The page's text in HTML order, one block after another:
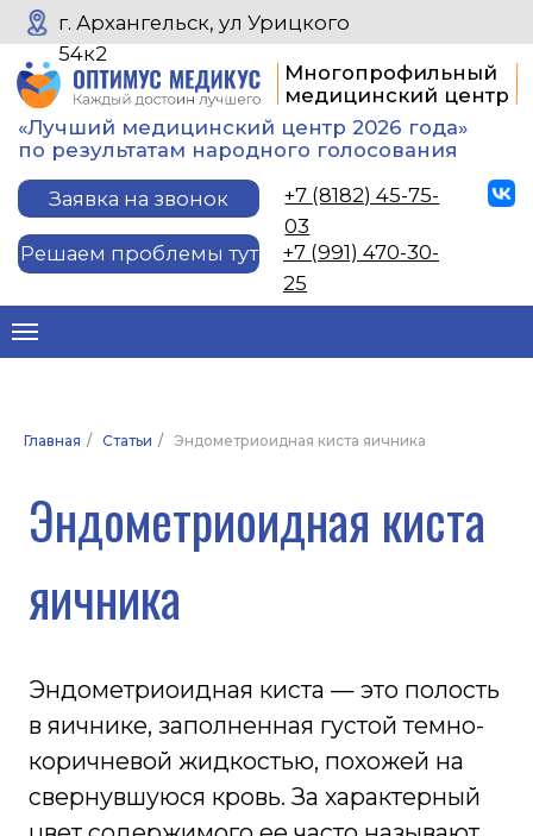
Заявка на звонок
медицинский центр
«Лучший медицинский центр 2026 года»
по результатам народного голосования
Решаем проблемы тут
г. Архангельск, ул Урицкого
54к2
+7 (991) 470-30-
25
+7 (8182) 45-75-
03
Главная / Статьи / Эндометриоидная киста яичника
в яичнике, заполненная густой темно-
коричневой жидкостью, похожей на
цвет содержимого ее часто называют
«шоколадной». Образование возникает,
продолжают ежемесячно кровоточить,
как обычный эндометрий во время
менструации. Крови некуда выходить, и
она копится внутри, постепенно
растягивая стенку кисты. Это одна из
самых частых форм эндометриоза, а сам
Эндометриоидная киста
яичника